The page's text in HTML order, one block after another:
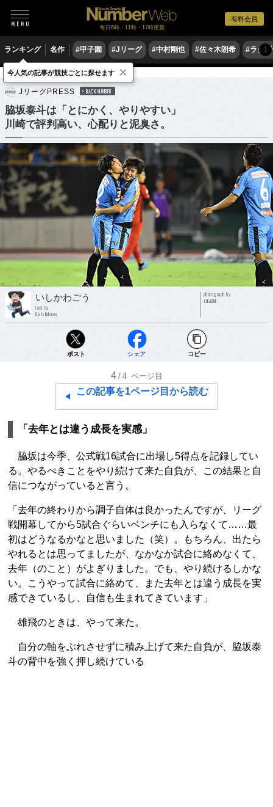
有料会員
毎日6時・11時・17時更新
ランキング 名作 #甲子園 #Jリーグ #中村剛也 #佐々木朗希 #ラグ〉
サッカー Jリーグ
JリーグPRESS BACK NUMBER
脇坂泰斗は「とにかく、やりやすい」
川崎で評判高い、心配りと泥臭さ。
いしかわごう
text by
Go Ishikawa
photograph by
J.LEAGUE
ポスト シェア コピー
4 /4 ページ目
この記事を1ページ目から読む
「去年とは違う成長を実感」
脇坂は今季、公式戦16試合に出場し5得点を記録してい
る。やるべきことをやり続けて来た自負が、この結果と自
信につながっていると言う。
「去年の終わりから調子自体は良かったんですが、リーグ
戦開幕してから5試合ぐらいベンチにも入らなくて……最
初はどうなるかなと思いました（笑）。もちろん、出たら
やれるとは思ってましたが、なかなか試合に絡めなくて、
去年（のこと）がよぎりました。でも、やり続けるしかな
い。こうやって試合に絡めて、また去年とは違う成長を実
感できているし、自信も生まれてきています」
雄飛のときは、やって来た。
自分の軸をぶれさせずに積み上げて来た自負が、脇坂泰
斗の背中を強く押し続けている
今人気の記事が競技ごとに探せます ×